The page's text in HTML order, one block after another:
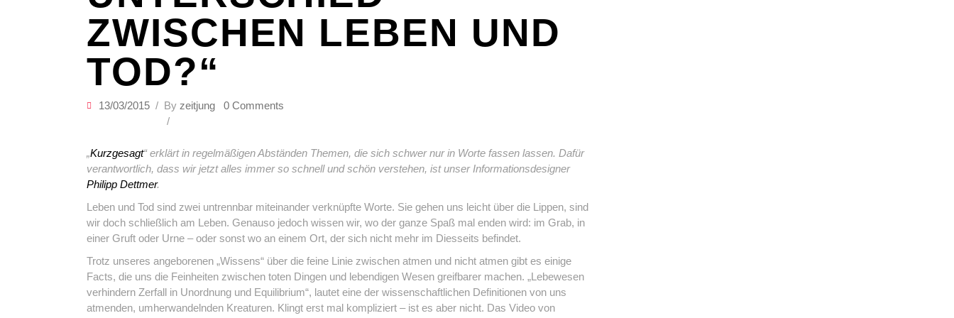
ZWISCHEN LEBEN UND
TOD?“
13/03/2015 By zeitjung 0 Comments
„Kurzgesagt“ erklärt in regelmäßigen Abständen Themen, die sich schwer nur in Worte fassen lassen. Dafür
verantwortlich, dass wir jetzt alles immer so schnell und schön verstehen, ist unser Informationsdesigner
Philipp Dettmer.
Leben und Tod sind zwei untrennbar miteinander verknüpfte Worte. Sie gehen uns leicht über die Lippen, sind
wir doch schließlich am Leben. Genauso jedoch wissen wir, wo der ganze Spaß mal enden wird: im Grab, in
einer Gruft oder Urne – oder sonst wo an einem Ort, der sich nicht mehr im Diesseits befindet.
Trotz unseres angeborenen „Wissens“ über die feine Linie zwischen atmen und nicht atmen gibt es einige
Facts, die uns die Feinheiten zwischen toten Dingen und lebendigen Wesen greifbarer machen. „Lebewesen
verhindern Zerfall in Unordnung und Equilibrium“, lautet eine der wissenschaftlichen Definitionen von uns
atmenden, umherwandelnden Kreaturen. Klingt erst mal kompliziert – ist es aber nicht. Das Video von